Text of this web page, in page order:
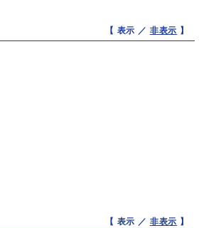
【 表示 ／ 非表示 】
【 表示 ／ 非表示 】